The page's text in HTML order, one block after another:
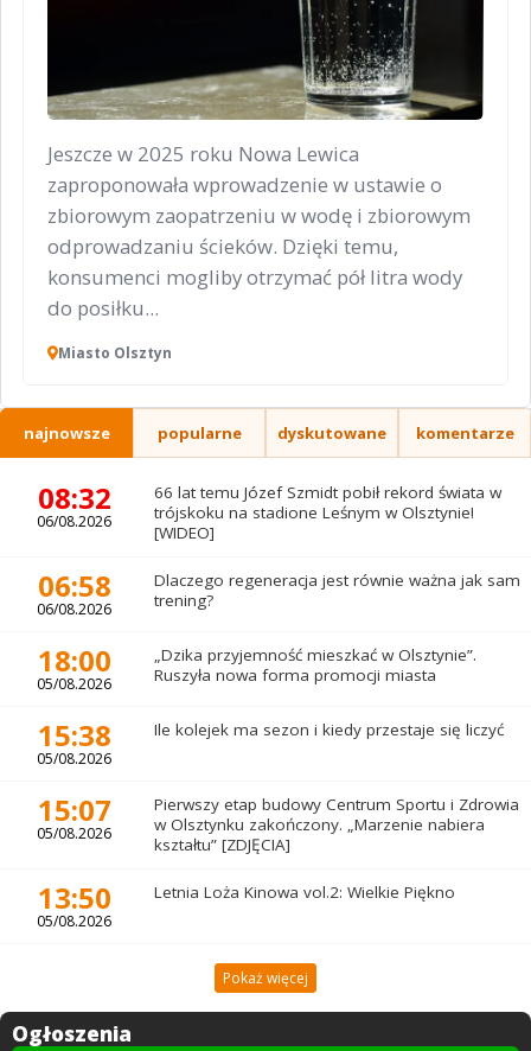
Jeszcze w 2025 roku Nowa Lewica
zaproponowała wprowadzenie w ustawie o
zbiorowym zaopatrzeniu w wodę i zbiorowym
odprowadzaniu ścieków. Dzięki temu,
konsumenci mogliby otrzymać pół litra wody
do posiłku...
Miasto Olsztyn
najnowsze popularne dyskutowane komentarze
08:32
06/08.2026
66 lat temu Józef Szmidt pobił rekord świata w
trójskoku na stadione Leśnym w Olsztynie!
[WIDEO]
06:58
06/08.2026
Dlaczego regeneracja jest równie ważna jak sam
trening?
18:00
05/08.2026
„Dzika przyjemność mieszkać w Olsztynie”.
Ruszyła nowa forma promocji miasta
15:38
05/08.2026
Ile kolejek ma sezon i kiedy przestaje się liczyć
15:07
05/08.2026
Pierwszy etap budowy Centrum Sportu i Zdrowia
w Olsztynku zakończony. „Marzenie nabiera
kształtu” [ZDJĘCIA]
13:50
05/08.2026
Letnia Loża Kinowa vol.2: Wielkie Piękno
Pokaż więcej
Ogłoszenia